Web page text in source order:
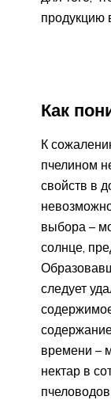
продукцию
Как
К
пчелином
свойств в
выбора –
солнце,
следует
времени –
нектар в